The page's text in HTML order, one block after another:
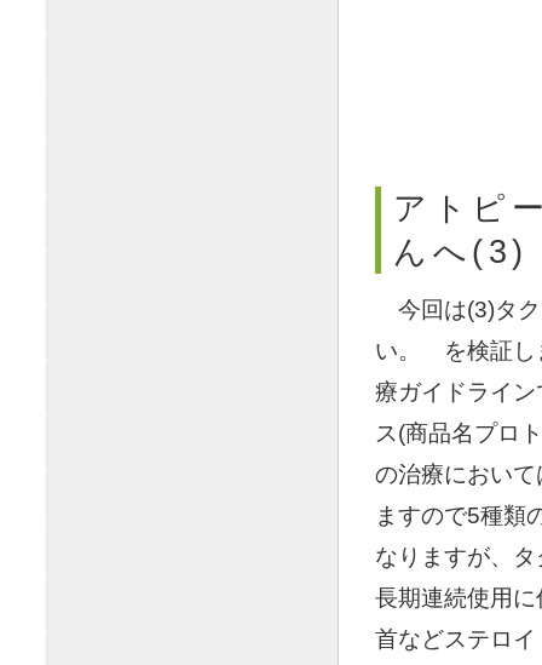
アトピ
んへ(3)
今回は(3)タ
い。 を検証し
療ガイドライ
ス(商品名プロ
の治療におい
ますので5種類
なりますが、
長期連続使用
首などステロ